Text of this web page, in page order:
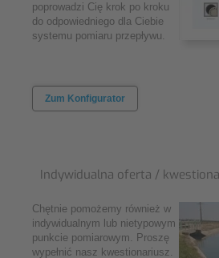
poprowadzi Cię krok po kroku
do odpowiedniego dla Ciebie
systemu pomiaru przepływu.
Zum Konfigurator
Indywidualna oferta /
Chętnie pomożemy również w
indywidualnym lub nietypowym
punkcie pomiarowym. Proszę
wypełnić nasz kwestionariusz.